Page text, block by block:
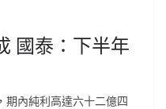
國泰：下半年
期內純利高達六十二億四